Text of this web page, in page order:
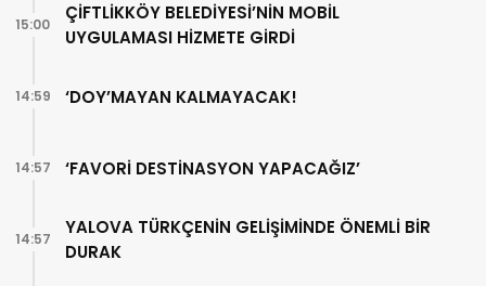
ÇİFTLİKKÖY BELEDİYESİ’NİN MOBİL
UYGULAMASI HİZMETE GİRDİ
15:00
‘DOY’MAYAN KALMAYACAK!
14:59
‘FAVORİ DESTİNASYON YAPACAĞIZ’
14:57
YALOVA TÜRKÇENİN GELİŞİMİNDE ÖNEMLİ BİR
DURAK
14:57